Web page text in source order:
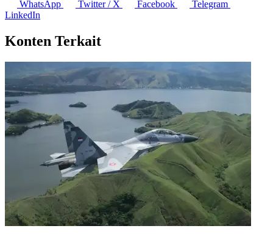
ASEAN Hyundai Cup 2026
10 Agustus 2026
SMK Jadi Kelompok dengan Tingkat Pengangguran Tertinggi